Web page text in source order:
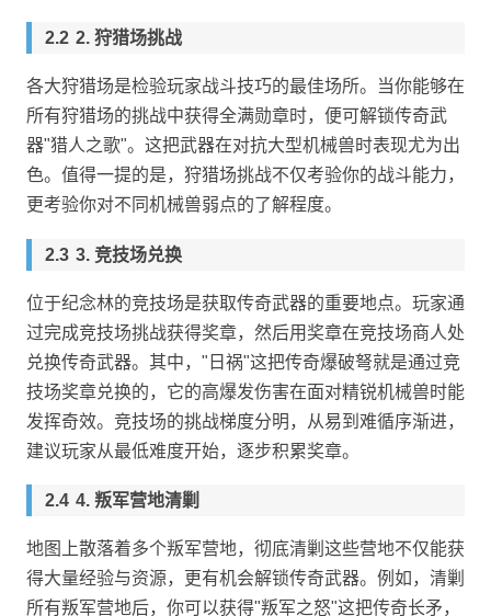
2. 狩猎场挑战
各大狩猎场是检验玩家战斗技巧的最佳场所。当你能够在
所有狩猎场的挑战中获得全满勋章时，便可解锁传奇武
器"猎人之歌"。这把武器在对抗大型机械兽时表现尤为出
色。值得一提的是，狩猎场挑战不仅考验你的战斗能力，
更考验你对不同机械兽弱点的了解程度。
3. 竞技场兑换
位于纪念林的竞技场是获取传奇武器的重要地点。玩家通
过完成竞技场挑战获得奖章，然后用奖章在竞技场商人处
兑换传奇武器。其中，"日祸"这把传奇爆破弩就是通过竞
技场奖章兑换的，它的高爆发伤害在面对精锐机械兽时能
发挥奇效。竞技场的挑战梯度分明，从易到难循序渐进，
建议玩家从最低难度开始，逐步积累奖章。
4. 叛军营地清剿
地图上散落着多个叛军营地，彻底清剿这些营地不仅能获
得大量经验与资源，更有机会解锁传奇武器。例如，清剿
所有叛军营地后，你可以获得"叛军之怒"这把传奇长矛，